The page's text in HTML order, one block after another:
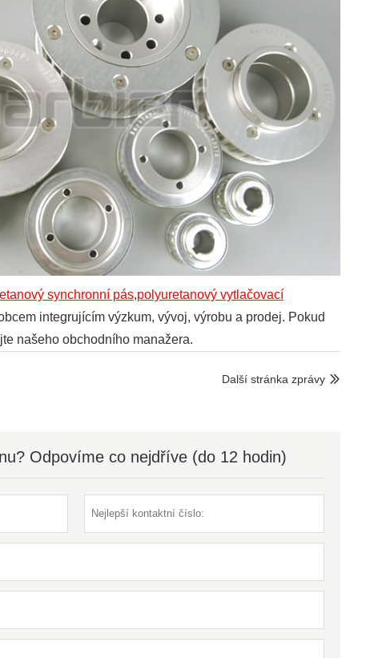
synchronní pás,polyuretanový vytlačovací
integrujícím výzkum, vývoj, výrobu a prodej. Pokud
našeho obchodního manažera.

Další stránka zprávy
Odpovíme co nejdříve (do 12 hodin)